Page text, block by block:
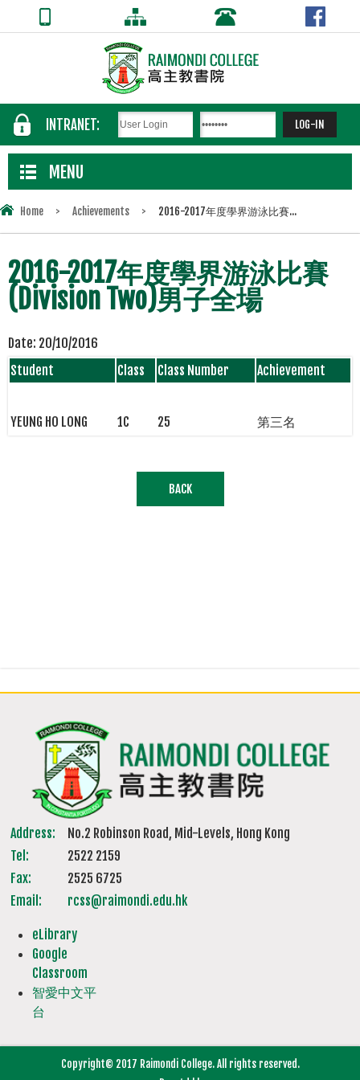
INTRANET:
MENU
Home > Achievements > 2016-2017年度學界游泳比賽...
2016-2017年度學界游泳比賽
(Division Two)男子全場
Date: 20/10/2016
Student
Class Class Number Achievement
YEUNG HO LONG 1C 25 第三名
BACK
Address:
No.2 Robinson Road, Mid-Levels, Hong Kong
Tel:
2522 2159
Fax:
2525 6725
Email:
rcss@raimondi.edu.hk
eLibrary
Google
Classroom
智愛中文平
台
Copyright© 2017 Raimondi College. All rights reserved.